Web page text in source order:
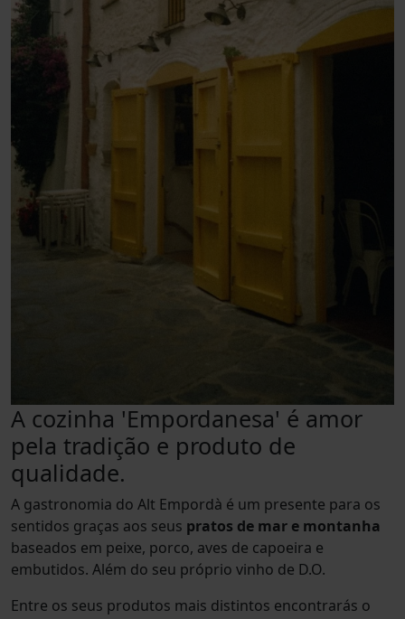
A cozinha 'Empordanesa' é amor
pela tradição e produto de
qualidade.
A gastronomia do Alt Empordà é um presente para os
sentidos graças aos seus pratos de mar e montanha
baseados em peixe, porco, aves de capoeira e
embutidos. Além do seu próprio vinho de D.O.
Entre os seus produtos mais distintos encontrarás o